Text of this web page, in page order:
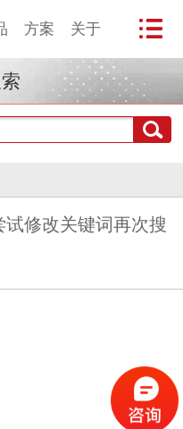
方案 关于
修改关键词再次搜